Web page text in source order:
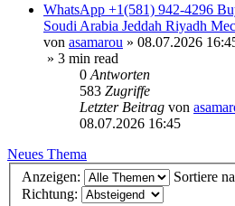
WhatsApp +1(581) 942-4296
Soudi Arabia Jeddah Riyadh
von asamarou » 08.07.2026
» 3 min read
0 Antworten
583 Zugriffe
Letzter Beitrag von
08.07.2026 16:45
Neues Thema
Anzeigen:
Sortiere
Richtung: